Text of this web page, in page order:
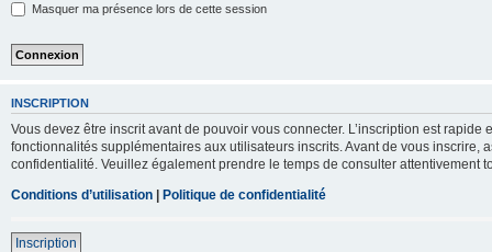
Masquer ma présence lors de cette session
INSCRIPTION
Vous devez être inscrit avant de pouvoir vous connecter. L’inscription est
fonctionnalités supplémentaires aux utilisateurs inscrits. Avant de vous inscrire,
confidentialité. Veuillez également prendre le temps de consulter attentivement
Conditions d’utilisation | Politique de confidentialité
Inscription